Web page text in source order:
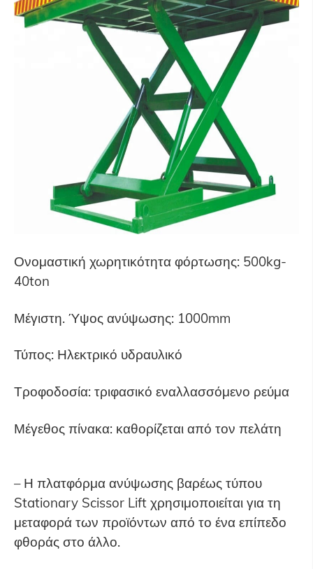
Ονομαστική χωρητικότητα φόρτωσης: 500kg-
40ton
Μέγιστη. Ύψος ανύψωσης: 1000mm
Τύπος: Ηλεκτρικό υδραυλικό
Τροφοδοσία: τριφασικό εναλλασσόμενο ρεύμα
Μέγεθος πίνακα: καθορίζεται από τον πελάτη
– Η πλατφόρμα ανύψωσης βαρέως τύπου
Stationary Scissor Lift χρησιμοποιείται για τη
μεταφορά των προϊόντων από το ένα επίπεδο
φθοράς στο άλλο.